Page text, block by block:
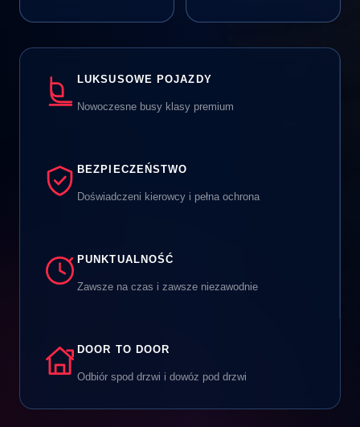
LUKSUSOWE POJAZDY
Nowoczesne busy klasy premium
BEZPIECZEŃSTWO
Doświadczeni kierowcy i pełna ochrona
PUNKTUALNOŚĆ
Zawsze na czas i zawsze niezawodnie
DOOR TO DOOR
Odbiór spod drzwi i dowóz pod drzwi